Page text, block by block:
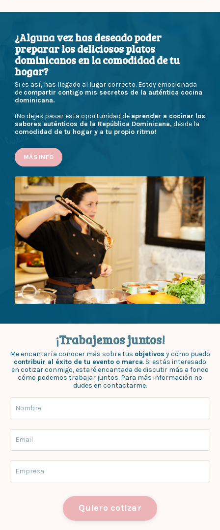
¿Alguna vez has deseado poder
preparar los deliciosos platos
dominicanos en la comodidad de tu
hogar?
Si es así, has llegado al lugar correcto. Estoy emocionada
de compartir contigo mis secretos de la auténtica cocina
dominicana.
¡No dejes pasar esta oportunidad de aprender a cocinar los
sabores auténticos de la República Dominicana,desde la
comodidad de tu hogar y a tu propio ritmo!
MÁS INFO
¡Trabajemos juntos!
Me encantaría conocer más sobre tus objetivos y cómo puedo
contribuir al éxito de tu evento o marca. Si estás interesado
en cotizar conmigo, estaré encantada de discutir más a fondo
cómo podemos trabajar juntos. Para más información no
dudes en contactarme.
Quiero cotizar